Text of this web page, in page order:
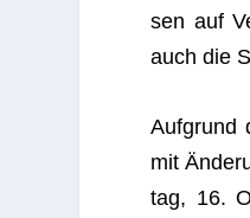
sen auf
auch die
Auf­grund
mit
tag, 16.